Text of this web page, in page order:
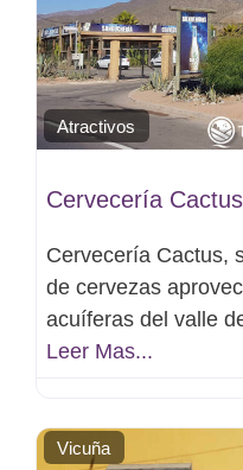
Atractivos
Cervecería Cactus
Cervecería Cactus,
de cervezas
acuíferas del valle
Leer Mas...
Vicuña